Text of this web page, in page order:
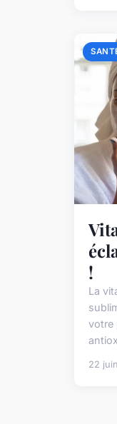
!
La
votre
22